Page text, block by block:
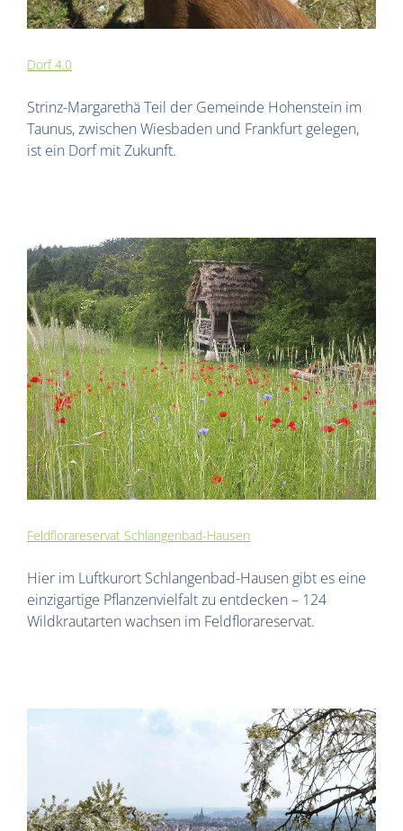
Dorf 4.0
Strinz-Margarethä Teil der Gemeinde Hohenstein im
Taunus, zwischen Wiesbaden und Frankfurt gelegen,
ist ein Dorf mit Zukunft.
Feldflorareservat Schlangenbad-Hausen
Hier im Luftkurort Schlangenbad-Hausen gibt es eine
einzigartige Pflanzenvielfalt zu entdecken – 124
Wildkrautarten wachsen im Feldflorareservat.